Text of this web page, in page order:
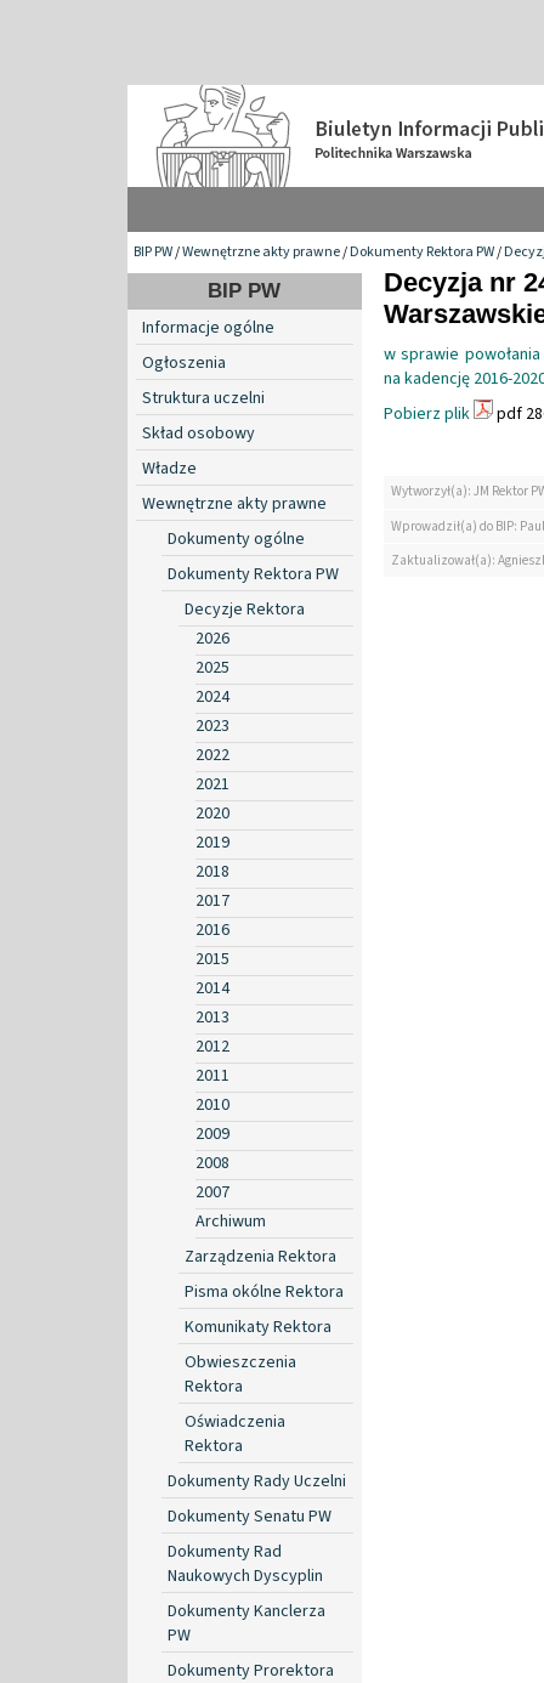
BIP PW/Wewnętrzne akty prawne/Dokumenty Rektora PW/
BIP PW
Informacje ogólne
Ogłoszenia
Struktura uczelni
Skład osobowy
Władze
Wewnętrzne akty prawne
Dokumenty ogólne
Dokumenty Rektora PW
Decyzje Rektora
2026
2025
2024
2023
2022
2021
2020
2019
2018
2017
2016
2015
2014
2013
2012
2011
2010
2009
2008
2007
Archiwum
Zarządzenia Rektora
Pisma okólne Rektora
Komunikaty Rektora
Obwieszczenia
Rektora
Oświadczenia
Rektora
Dokumenty Rady Uczelni
Dokumenty Senatu PW
Dokumenty Rad
Naukowych Dyscyplin
Dokumenty Kanclerza
PW
Dokumenty Prorektora
Decyzja nr
w sprawie
na kadencję 2016-
Pobierz plik
pdf
Wytworzył(a): JM Rektor
Wprowadził(a) do BIP:
Zaktualizował(a):